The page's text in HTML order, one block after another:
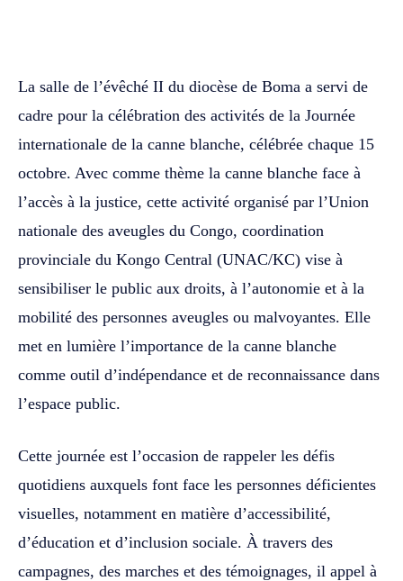
La salle de l’évêché II du diocèse de Boma a servi de
cadre pour la célébration des activités de la Journée
internationale de la canne blanche, célébrée chaque 15
octobre. Avec comme thème la canne blanche face à
l’accès à la justice, cette activité organisé par l’Union
nationale des aveugles du Congo, coordination
provinciale du Kongo Central (UNAC/KC) vise à
sensibiliser le public aux droits, à l’autonomie et à la
mobilité des personnes aveugles ou malvoyantes. Elle
met en lumière l’importance de la canne blanche
comme outil d’indépendance et de reconnaissance dans
l’espace public.
Cette journée est l’occasion de rappeler les défis
quotidiens auxquels font face les personnes déficientes
visuelles, notamment en matière d’accessibilité,
d’éducation et d’inclusion sociale. À travers des
campagnes, des marches et des témoignages, il appel à